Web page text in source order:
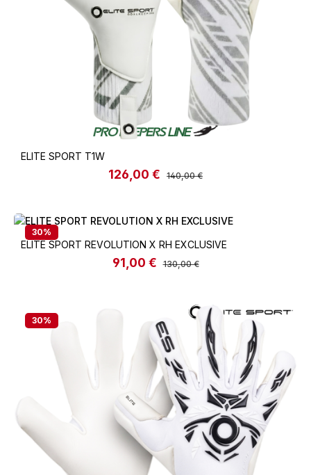
ELITE SPORT T1W
Verkaufspreis:
126,00 € Regulärer Preis:
140,00 €
30%
ELITE SPORT REVOLUTION X RH EXCLUSIVE
Verkaufspreis:
91,00 € Regulärer Preis:
130,00 €
30%